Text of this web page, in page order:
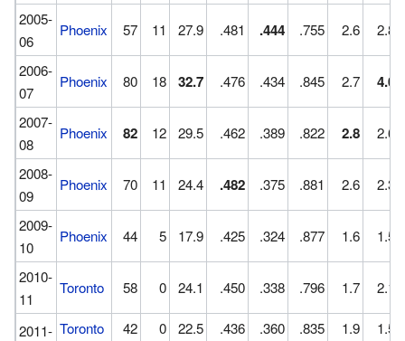
2005-
06
Phoenix 57 11 27.9 .481 .444 .755 2.6 2.8
2006-
07
Phoenix 80 18 32.7 .476 .434 .845 2.7 4.0
2007-
08
Phoenix 82 12 29.5 .462 .389 .822 2.8 2.6
2008-
09
Phoenix 70 11 24.4 .482 .375 .881 2.6 2.3
2009-
10
Phoenix 44 5 17.9 .425 .324 .877 1.6 1.5
2010-
11
Toronto 58 0 24.1 .450 .338 .796 1.7 2.1
2011- Toronto 42 0 22.5 .436 .360 .835 1.9
1.5